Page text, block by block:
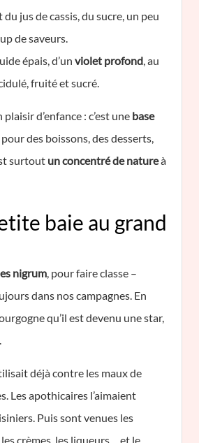
du jus de cassis, du sucre, un peu
de saveurs.
épais, d’un violet profond, au
fruité et sucré.
plaisir d’enfance : c’est une base
pour des boissons, des desserts,
surtout un concentré de natureà
baie au grand
nigrum, pour faire classe –
dans nos campagnes. En
qu’il est devenu une star,
déjà contre les maux de
Les apothicaires l’aimaient
Puis sont venues les
crèmes, les liqueurs… et le